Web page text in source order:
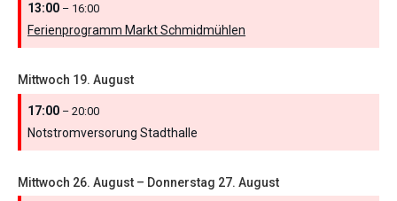
13:00 – 16:00
Ferienprogramm Markt Schmidmühlen
Mittwoch 19. August
17:00 – 20:00
Notstromversorung Stadthalle
Mittwoch 26. August – Donnerstag 27. August